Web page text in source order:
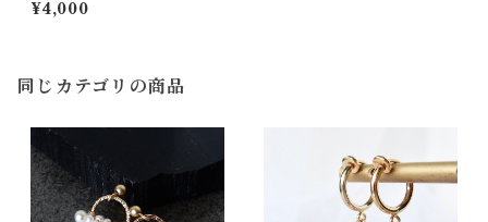
62】
¥4,000
同じカテゴリの商品